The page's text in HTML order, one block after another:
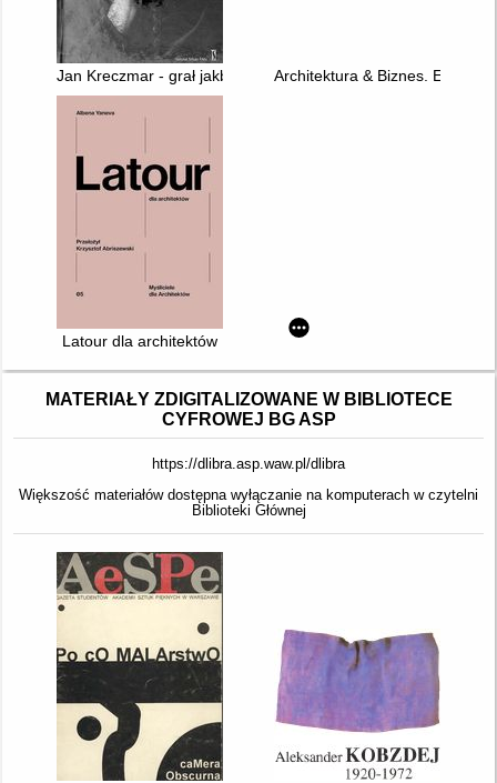
Jan Kreczmar - grał jakby uczyłArchitektura & Biznes. Ecology
Latour dla architektów
MATERIAŁY ZDIGITALIZOWANE W BIBLIOTECE
CYFROWEJ BG ASP
https://dlibra.asp.waw.pl/dlibra
Większość materiałów dostępna wyłączanie na komputerach w czytelni
Biblioteki Głównej